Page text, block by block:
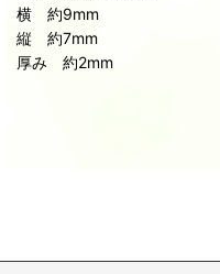
横 約9mm
縦 約7mm
厚み 約2mm